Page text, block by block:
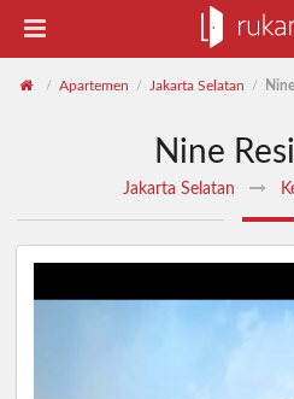
/ Apartemen / Jakarta Selatan /
Nine
Jakarta Selatan